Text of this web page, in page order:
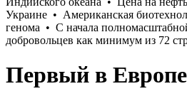
Первый в Европе